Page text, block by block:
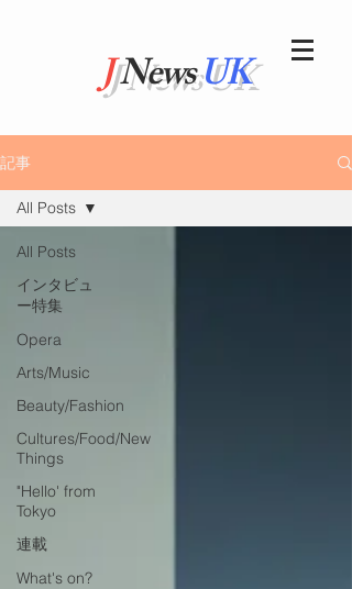
JNewsUK
記事
All Posts
インタビュ
ー特集
Opera
Arts/Music
Beauty/Fashion
Cultures/Food/New
Things
"Hello' from
Tokyo
連載
What's on?
All Posts